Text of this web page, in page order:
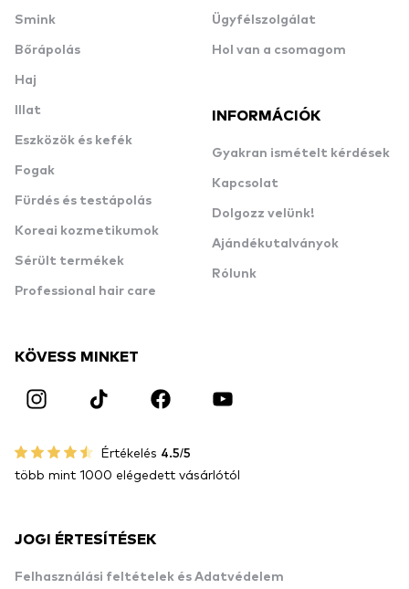
Smink
Bőrápolás
Haj
Illat
Eszközök és kefék
Fogak
Fürdés és testápolás
Koreai kozmetikumok
Sérült termékek
Professional hair care
Ügyfélszolgálat
Hol van a csomagom
INFORMÁCIÓK
Gyakran ismételt kérdések
Kapcsolat
Dolgozz velünk!
Ajándékutalványok
Rólunk
KÖVESS MINKET
Értékelés 4.5/5
több mint 1000 elégedett vásárlótól
JOGI ÉRTESÍTÉSEK
Felhasználási feltételek és Adatvédelem